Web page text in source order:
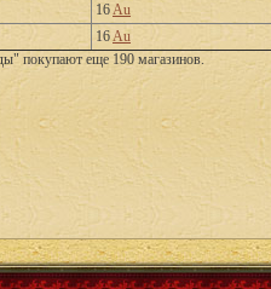
16Au
16Au
покупают еще 190 магазинов.